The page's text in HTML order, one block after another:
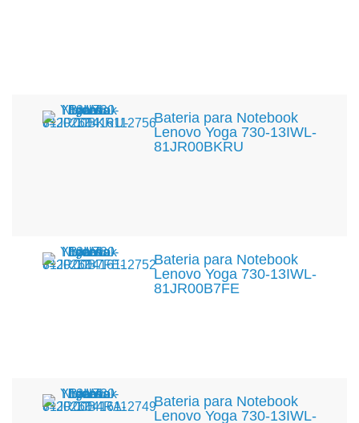
Bateria para Notebook
Lenovo Yoga 730-13IWL-
81JR00BKRU
Bateria para Notebook
Lenovo Yoga 730-13IWL-
81JR00B7FE
Bateria para Notebook
Lenovo Yoga 730-13IWL-